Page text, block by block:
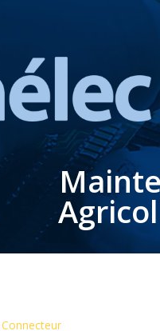
Connecteur